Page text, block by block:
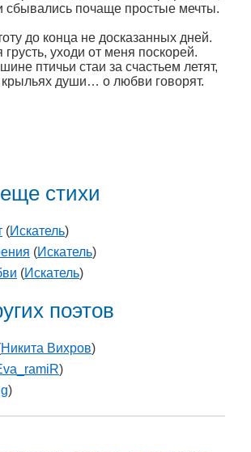
сбывались почаще простые мечты.
до конца не досказанных дней.
уходи от меня поскорей.
птичьи стаи за счастьем летят,
души… о любви говорят.
стихи
(Искатель)
(Искатель)
(Искатель)
поэтов
Никита Вихров)
)
)